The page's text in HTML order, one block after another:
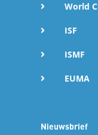
World
ISF
ISMF
EUMA
Nieuwsbrief